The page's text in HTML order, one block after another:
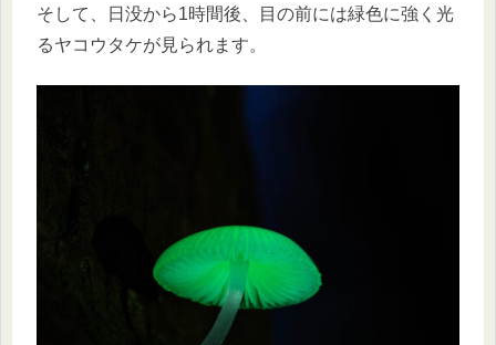
そして、日没から1時間後、目の前には緑色に強く光
るヤコウタケが見られます。